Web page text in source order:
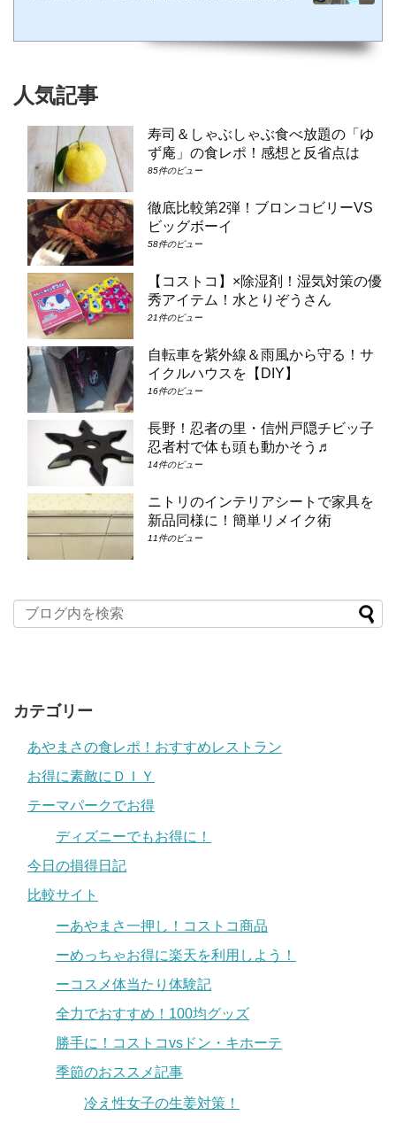
ュ・スーペリアルーム（パークビュー）（7-8階）④コンシェルジュ・デラックスルー
人気記事
寿司＆しゃぶしゃぶ食べ放題の「ゆ
ず庵」の食レポ！感想と反省点は
85件のビュー
徹底比較第2弾！ブロンコビリーVS
ビッグボーイ
58件のビュー
【コストコ】×除湿剤！湿気対策の優
秀アイテム！水とりぞうさん
21件のビュー
自転車を紫外線＆雨風から守る！サ
イクルハウスを【DIY】
16件のビュー
長野！忍者の里・信州戸隠チビッ子
忍者村で体も頭も動かそう♬
14件のビュー
ニトリのインテリアシートで家具を
新品同様に！簡単リメイク術
11件のビュー
カテゴリー
あやまさの食レポ！おすすめレストラン
お得に素敵にＤＩＹ
テーマパークでお得
ディズニーでもお得に！
今日の損得日記
比較サイト
ーあやまさ一押し！コストコ商品
ーめっちゃお得に楽天を利用しよう！
ーコスメ体当たり体験記
全力でおすすめ！100均グッズ
勝手に！コストコvsドン・キホーテ
季節のおススメ記事
冷え性女子の生姜対策！